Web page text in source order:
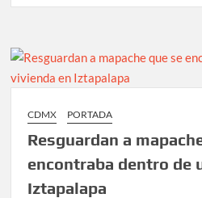
CDMX PORTADA
Resguardan a
encontraba dentro de
Iztapalapa